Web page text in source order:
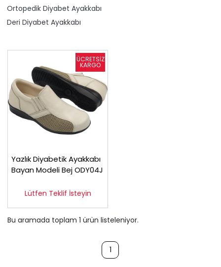
Ortopedik Diyabet Ayakkabı
Deri Diyabet Ayakkabı
Yazlık Diyabetik Ayakkabı
Bayan Modeli Bej ODY04J
Lütfen Teklif İsteyin
Bu aramada toplam 1 ürün listeleniyor.
1